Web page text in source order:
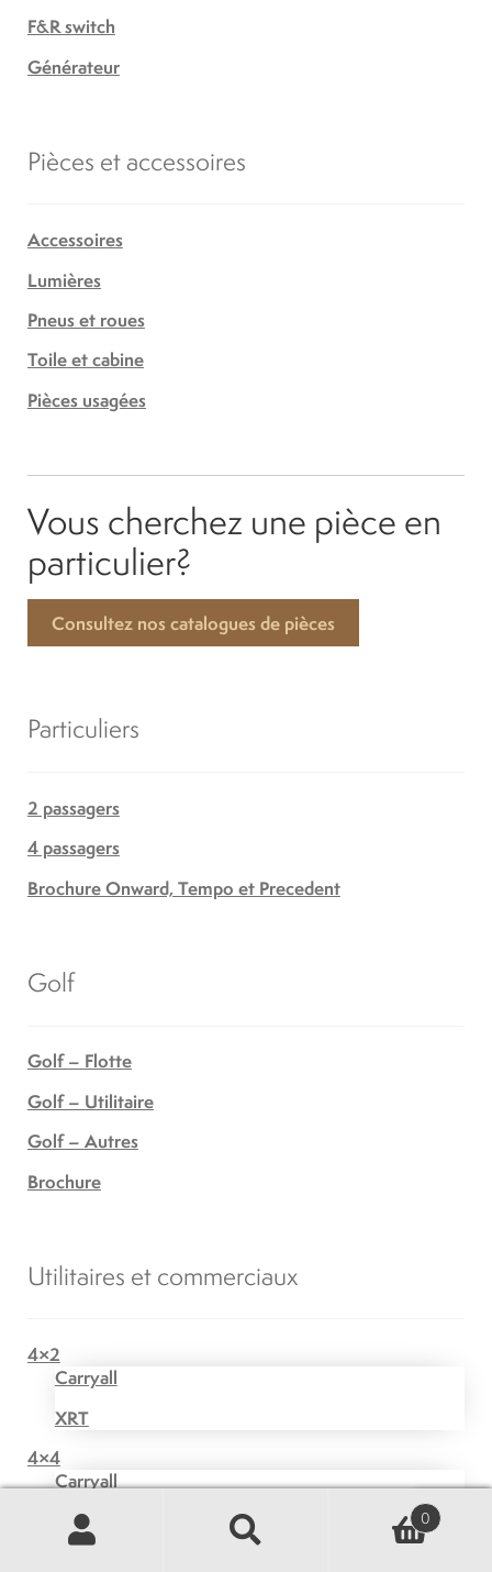
F&R switch
Générateur
Pièces et accessoires
Accessoires
Lumières
Pneus et roues
Toile et cabine
Pièces usagées
Vous cherchez une pièce en
particulier?
Consultez nos catalogues de pièces
Particuliers
2 passagers
4 passagers
Brochure Onward, Tempo et Precedent
Golf
Golf – Flotte
Golf – Utilitaire
Golf – Autres
Brochure
Utilitaires et commerciaux
4×2
Carryall
XRT
4×4
Carryall
XRT
Recherche
Recherche
0